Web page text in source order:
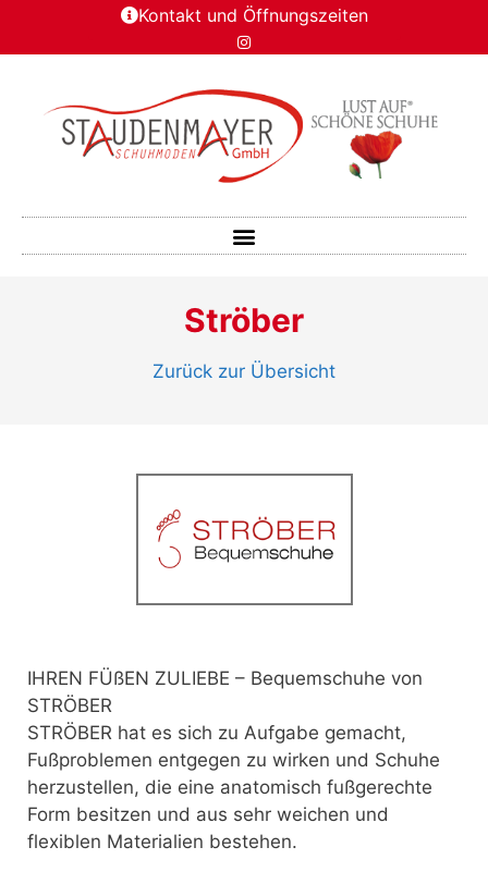
Kontakt und Öffnungszeiten
Ströber
Zurück zur Übersicht
IHREN FÜßEN ZULIEBE – Bequemschuhe von
STRÖBER
STRÖBER hat es sich zu Aufgabe gemacht,
Fußproblemen entgegen zu wirken und Schuhe
herzustellen, die eine anatomisch fußgerechte
Form besitzen und aus sehr weichen und
flexiblen Materialien bestehen.